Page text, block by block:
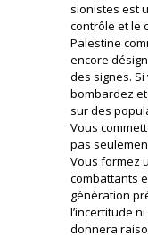
sionistes est
contrôle et le
Palestine
encore
des signes.
bombardez
sur des
Vous
pas
Vous formez
combattants
génération
l’incertitude
donnera